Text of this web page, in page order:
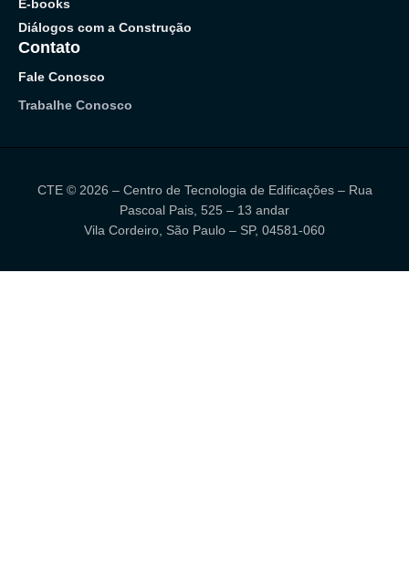
E-books
Diálogos com a Construção
Contato
Fale Conosco
Trabalhe Conosco
CTE © 2026 – Centro de Tecnologia de Edificações – Rua
Pascoal Pais, 525 – 13 andar
Vila Cordeiro, São Paulo – SP, 04581-060